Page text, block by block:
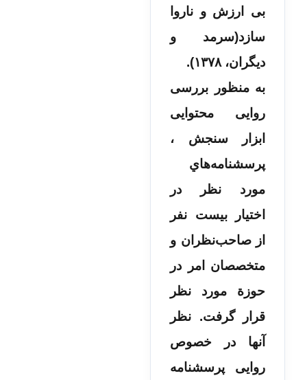
بی ارزش و ناروا
سازد(سرمد و
دیگران، ۱۳۷۸).
به منظور بررسی
روایی محتوایی
ابزار سنجش ،
پرسشنامه‌­هاي
مورد نظر در
اختیار بیست نفر
از صاحب‌ن­ظران و
متخصصان امر در
حوزة مورد نظر
قرار گرفت. نظر
آنها در خصوص
روایی پرسشنامه